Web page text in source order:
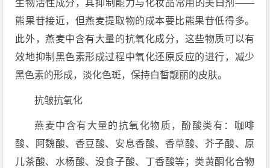
生物活性成分，其抑制能力与化妆品常用的美白剂——
熊果苷接近，但燕麦提取物的成本要比熊果苷低得多。
此外，燕麦中含有大量的抗氧化成分，这些物质可以有
效地抑制黑色素形成过程中氧化还原反应的进行，减少
黑色素的形成，淡化色斑，保持白皙靓丽的皮肤。
抗皱抗氧化
燕麦中含有大量的抗氧化物质，酚酸类有：咖啡
酸、阿魏酸、香豆酸、安息香酸、香草酸、芥子酸、原
儿茶酸、水杨酸、没食子酸、丁香酸等；类黄酮化合物